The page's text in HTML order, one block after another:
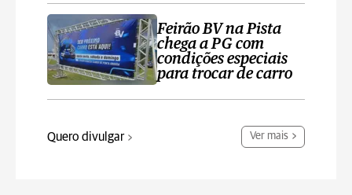
Feirão BV na Pista
chega a PG com
condições especiais
para trocar de carro
Quero divulgar Ver mais